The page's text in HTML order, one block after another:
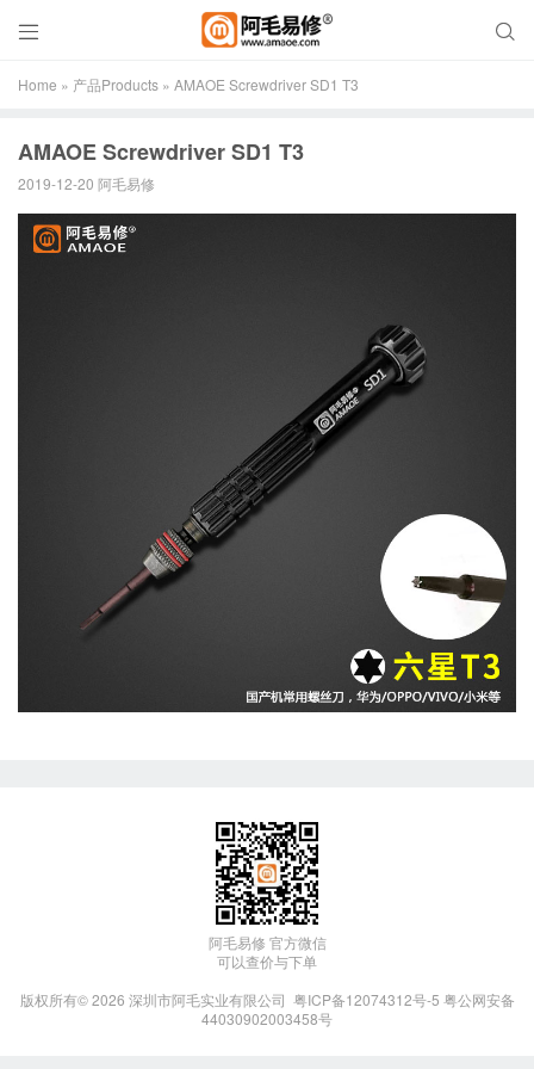


Home » 产品Products » AMAOE Screwdriver SD1 T3
AMAOE Screwdriver SD1 T3
2019-12-20 阿毛易修
阿毛易修 官方微信
可以查价与下单
版权所有© 2026 深圳市阿毛实业有限公司 粤ICP备12074312号-5 粤公网安备
44030902003458号